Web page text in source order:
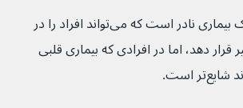
فشار خون ریوی یک بیماری نادر است که می‌تواند افراد را در
دهد، اما در افرادی که بیماری قلبی
است.